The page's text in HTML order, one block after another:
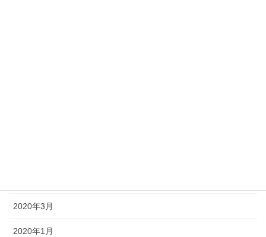
2020年3月
2020年1月